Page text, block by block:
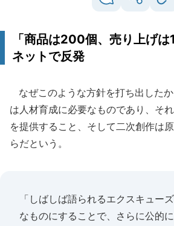
「商品は200個、売り上げ
ネットで反発
なぜこのような方針を打ち出した
は人材育成に必要なものであり、そ
を提供すること、そして二次創作は
らだという。
「しばしば語られるエクスキュー
なものにすることで、さらに公的